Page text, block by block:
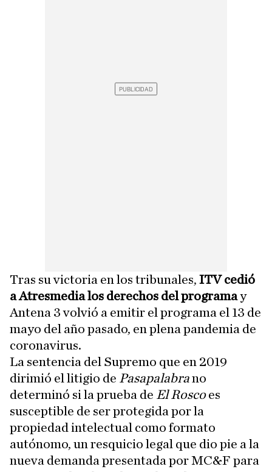
Tras su victoria en los tribunales, ITV cedió
a Atresmedia los derechos del programay
Antena 3 volvió a emitir el programa el 13 de
mayo del año pasado, en plena pandemia de
coronavirus.
La sentencia del Supremo que en 2019
dirimió el litigio de Pasapalabrano
determinó si la prueba de El Roscoes
susceptible de ser protegida por la
propiedad intelectual como formato
autónomo, un resquicio legal que dio pie a la
nueva demanda presentada por MC&F para